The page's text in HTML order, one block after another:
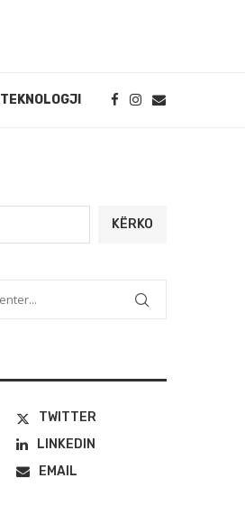
TEKNOLOGJI
KËRKO
TWITTER
LINKEDIN
EMAIL